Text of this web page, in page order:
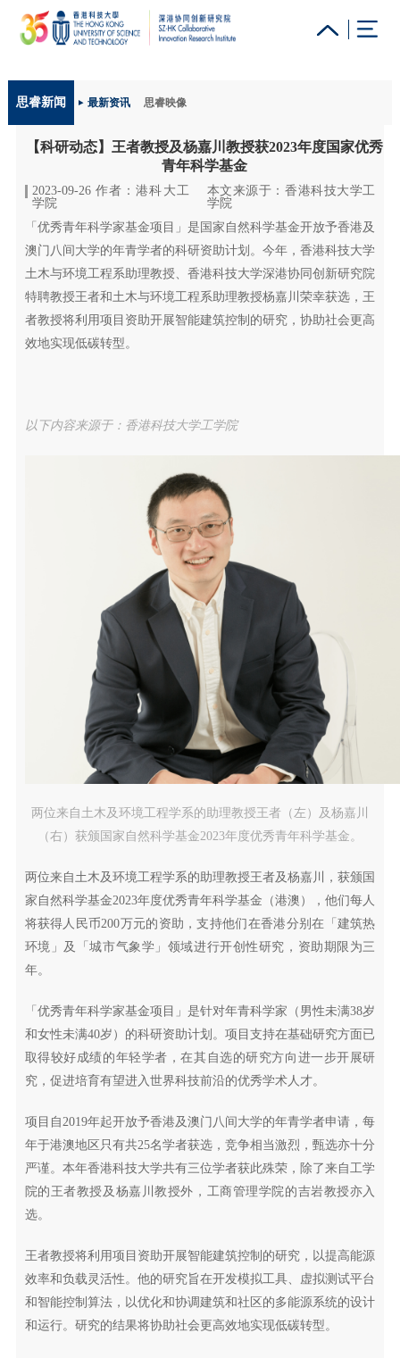
更多科大概览
科大新闻 学术部门索引
校园地图及指南 工作@科大 教授简录 认识科大
思睿新闻 最新资讯 思睿映像
【科研动态】王者教授及杨嘉川教授获2023年度国家优秀
青年科学基金
2023-09-26 作者：港科大工
学院
本文来源于：香港科技大学工
学院
「优秀青年科学家基金项目」是国家自然科学基金开放予香港及
澳门八间大学的年青学者的科研资助计划。今年，香港科技大学
土木与环境工程系助理教授、香港科技大学深港协同创新研究院
特聘教授王者和土木与环境工程系助理教授杨嘉川荣幸获选，王
者教授将利用项目资助开展智能建筑控制的研究，协助社会更高
效地实现低碳转型。
以下内容来源于：香港科技大学工学院
两位来自土木及环境工程学系的助理教授王者（左）及杨嘉川
（右）获颁国家自然科学基金2023年度优秀青年科学基金。
两位来自土木及环境工程学系的助理教授王者及杨嘉川，获颁国
家自然科学基金2023年度优秀青年科学基金（港澳），他们每人
将获得人民币200万元的资助，支持他们在香港分别在「建筑热
环境」及「城市气象学」领域进行开创性研究，资助期限为三
年。
「优秀青年科学家基金项目」是针对年青科学家（男性未满38岁
和女性未满40岁）的科研资助计划。项目支持在基础研究方面已
取得较好成绩的年轻学者，在其自选的研究方向进一步开展研
究，促进培育有望进入世界科技前沿的优秀学术人才。
项目自2019年起开放予香港及澳门八间大学的年青学者申请，每
年于港澳地区只有共25名学者获选，竞争相当激烈，甄选亦十分
严谨。本年香港科技大学共有三位学者获此殊荣，除了来自工学
院的王者教授及杨嘉川教授外，工商管理学院的吉岩教授亦入
选。
王者教授将利用项目资助开展智能建筑控制的研究，以提高能源
效率和负载灵活性。他的研究旨在开发模拟工具、虚拟测试平台
和智能控制算法，以优化和协调建筑和社区的多能源系统的设计
和运行。研究的结果将协助社会更高效地实现低碳转型。